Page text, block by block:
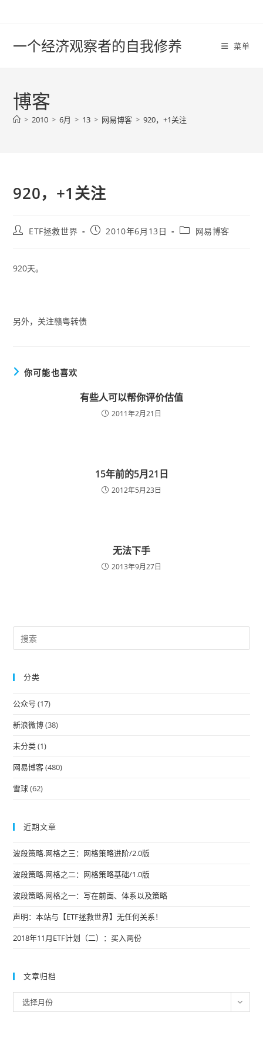
一个经济观察者的自我修养 菜单
博客
> 2010 > 6月 > 13 > 网易博客 > 920，+1关注
920，+1关注
PostETF拯救世界
Post2010年6月13日
Post网易博客
920天。
另外，关注赣粤转债
你可能也喜欢
有些人可以帮你评价估值
2011年2月21日
15年前的5月21日
2012年5月23日
无法下手
2013年9月27日
分类
公众号 (17)
新浪微博(38)
未分类(1)
网易博客(480)
雪球(62)
近期文章
波段策略.网格之三：网格策略进阶/2.0版
波段策略.网格之二：网格策略基础/1.0版
波段策略.网格之一：写在前面、体系以及策略
声明：本站与【ETF拯救世界】无任何关系！
2018年11月ETF计划（二）：买入两份
文章归档
章
选择月份